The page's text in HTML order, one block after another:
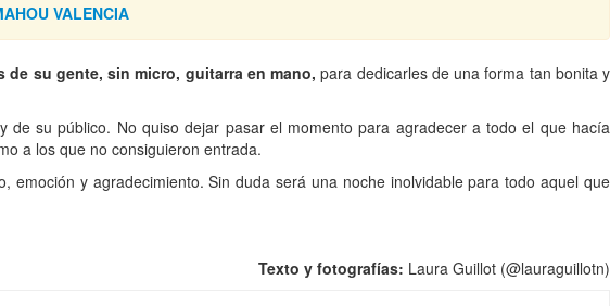
VALENCIA
su gente, sin micro, guitarra en mano, para dedicarles de una forma tan bonita y
de su público. No quiso dejar pasar el momento para agradecer a todo el que hacía
a los que no consiguieron entrada.
y agradecimiento. Sin duda será una noche inolvidable para todo aquel que
Texto y fotografías: Laura Guillot (@lauraguillotn)